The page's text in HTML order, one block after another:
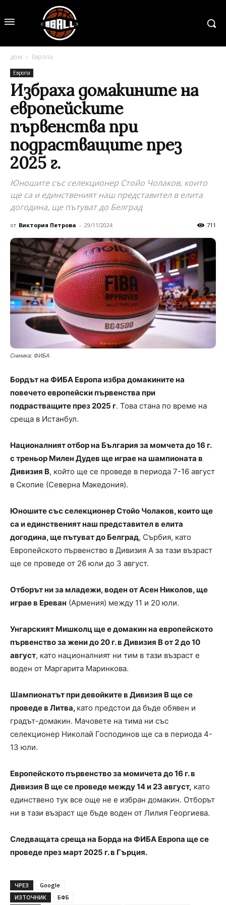
дом Европа
Европа
Избраха домакините на
европейските
първенства при
подрастващите през
2025 г.
Юношите със селекционер Стойо Чолаков, които
ще са и единственият наш представител в елита
догодина, ще пътуват до Белград
от Виктория Петрова - 29/11/2024 711
Снимка: ФИБА
Бордът на ФИБА Европа избра домакините на
повечето eвропейски първенства при
подрастващите през 2025 г. Това стана по време на
среща в Истанбул.
Националният отбор на България за момчета до 16 г.
с треньор Милен Дудев ще играе на шампионата в
Дивизия B, който ще се проведе в периода 7-16 август
в Скопие (Северна Македония).
Юношите със селекционер Стойо Чолаков, които ще
са и единственият наш представител в елита
догодина, ще пътуват до Белград, Сърбия, като
Европейското първенство в Дивизия А за тази възраст
ще се проведе от 26 юли до 3 август.
Отборът ни за младежи, воден от Асен Николов, ще
играе в Ереван (Армения) между 11 и 20 юли.
Унгарският Мишколц ще е домакин на европейското
първенство за жени до 20 г. в Дивизия B от 2 до 10
август, като националният ни тим в тази възраст е
воден от Маргарита Маринкова.
Шампионатът при девойките в Дивизия B ще се
проведе в Литва, като предстои да бъде обявен и
градът-домакин. Мачовете на тима ни със
селекционер Николай Господинов ще са в периода 4-
13 юли.
Европейското първенство за момичета до 16 г. в
Дивизия B ще се проведе между 14 и 23 август, като
единствено тук все още не е избран домакин. Отборът
ни в тази възраст ще бъде воден от Лилия Георгиева.
Следващата среща на Борда на ФИБА Европа ще се
проведе през март 2025 г. в Гърция.
ЧРЕЗ
Google
ИЗТОЧНИК
БФБ